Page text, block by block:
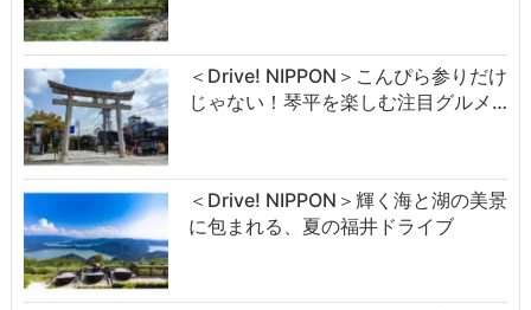
＜Drive! NIPPON＞こんぴら参りだけ
じゃない！琴平を楽しむ注目グルメ…
＜Drive! NIPPON＞輝く海と湖の美景
に包まれる、夏の福井ドライブ